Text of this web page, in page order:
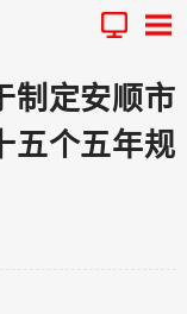
制定安顺市
五个五年规